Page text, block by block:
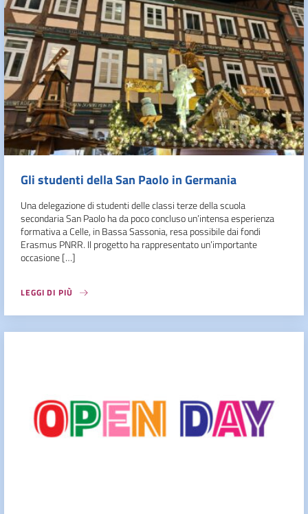
Gli studenti della San Paolo in Germania
Una delegazione di studenti delle classi terze della scuola
secondaria San Paolo ha da poco concluso un’intensa esperienza
formativa a Celle, in Bassa Sassonia, resa possibile dai fondi
Erasmus PNRR. Il progetto ha rappresentato un’importante
occasione […]
LEGGI DI PIÙ